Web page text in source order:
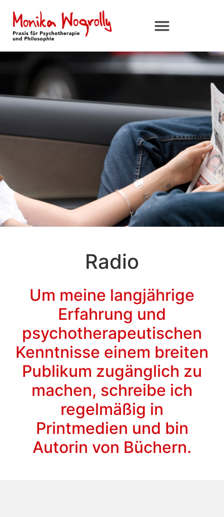
Radio
Um meine langjährige
Erfahrung und
psychotherapeutischen
Kenntnisse einem breiten
Publikum zugänglich zu
machen, schreibe ich
regelmäßig in
Printmedien und bin
Autorin von Büchern.